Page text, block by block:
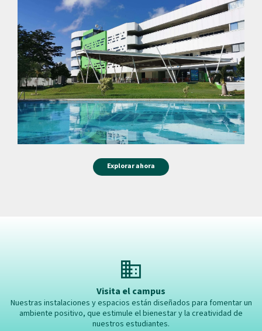
Explorar ahora
domain
Visita el campus
Nuestras instalaciones y espacios están diseñados para fomentar un
ambiente positivo, que estimule el bienestar y la creatividad de
nuestros estudiantes.